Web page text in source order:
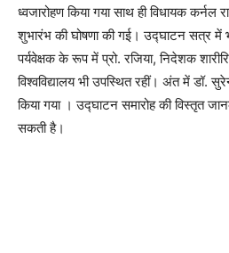
ध्वजारोहण किया गया साथ ही विधायक कर्नल
शुभारंभ की घोषणा की गई। उद्घाटन सत्र में
पर्यवेक्षक के रूप में प्रो. रजिया, निदेशक
विश्वविद्यालय भी उपस्थित रहीं। अंत में डॉ.
किया गया । उद्घाटन समारोह की विस्तृत
सकती है।